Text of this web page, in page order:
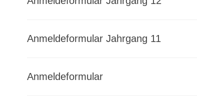
Anmeldeformular Jahrgang 11
Anmeldeformular